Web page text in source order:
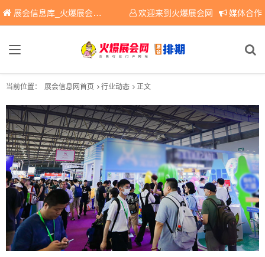
展会信息库_火爆展会网免费展会信息查询平台，提供专业会展服务！ 欢迎来到火爆展会网 媒体合作
当前位置： 展会信息网首页 行业动态 正文